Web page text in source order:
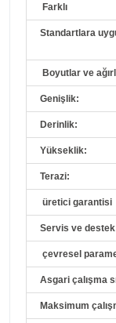
Farklı
Standartlara
Boyutlar ve
Genişlik:
Derinlik:
Yükseklik:
Terazi:
üretici garantisi
Servis ve
çevresel
Asgari çalışma
Maksimum